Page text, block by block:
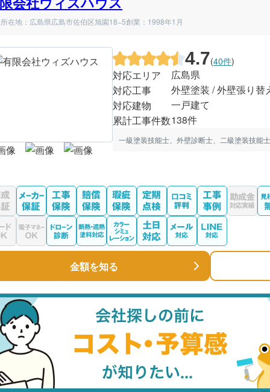
在地：広島県広島市佐伯区旭園18−5創業：1998年1月
4.7(40件)
対応エリア
広島県
対応工事
外壁塗装 / 外壁張り替
対応建物
一戸建て
累計工事件数138件
一級塗装技能士、外壁診断士、二級塗装技能
金額を知る